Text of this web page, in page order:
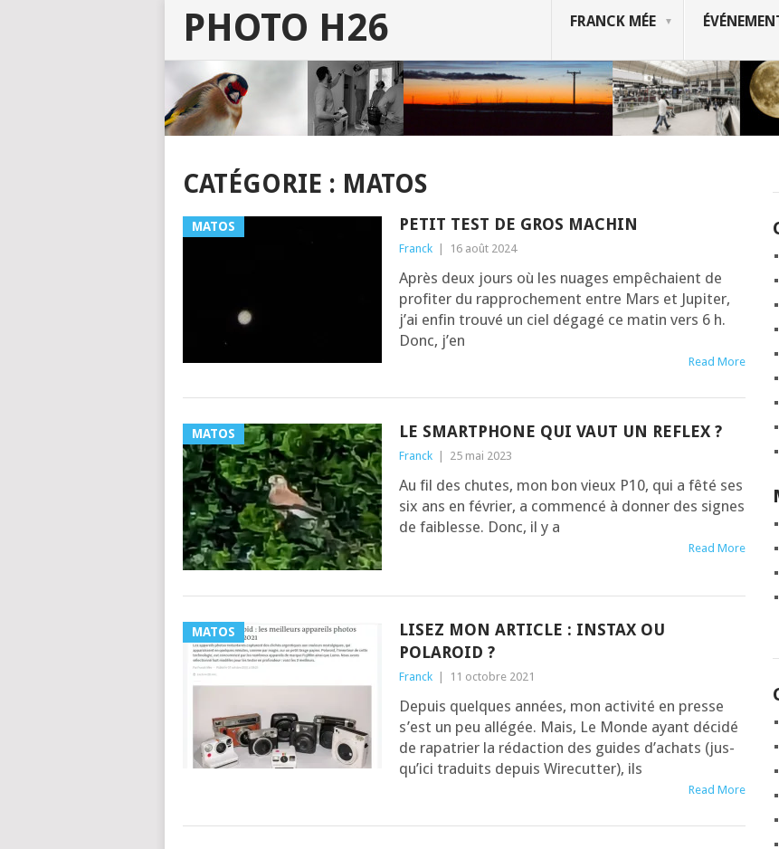
PHOTO H26 FRANCK MÉE
CATÉGORIE : MATOS
MATOS PETIT TEST DE GROS MACHIN
Franck 16 août 2024
Après deux jours où les nuages empê­chaient de
pro­fi­ter du rap­pro­che­ment entre Mars et Jupi­ter,
j’ai enfin trou­vé un ciel déga­gé ce matin vers 6 h.
Donc, j’en
Read More
MATOS LE SMARTPHONE QUI VAUT UN REFLEX ?
Franck 25 mai 2023
Au fil des chutes, mon bon vieux P10, qui a fêté ses
six ans en février, a com­men­cé à don­ner des signes
de fai­blesse. Donc, il y a
Read More
MATOS
LISEZ MON ARTICLE : INSTAX OU
POLAROID ?
Franck 11 octobre 2021
Depuis quelques années, mon acti­vi­té en presse
s’est un peu allé­gée. Mais, Le Monde ayant déci­dé
de rapa­trier la rédac­tion des guides d’a­chats (jus­
qu’i­ci tra­duits depuis Wire­cut­ter), ils
Read More